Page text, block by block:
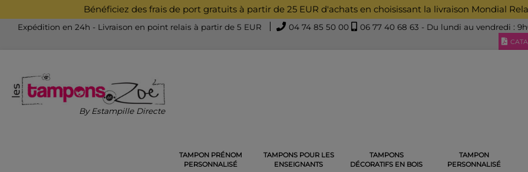
Bénéficiez des frais de port gratuits à partir de 25 EUR d'achats en choisissant la livraison Mondial
Expédition en 24h - Livraison en point relais à partir de 5 EUR 04 74 85 50 00 06 77 40 68 63 - Du lundi au vendredi :
By Estampille Directe
TAMPON PRÉNOM
PERSONNALISÉ
TAMPONS POUR LES
ENSEIGNANTS
TAMPONS
DÉCORATIFS EN BOIS
TAMPON
PERSONNALISÉ
PINCE À GAUFRER, EX-LIBRIS, CACHET DE CIRE TAMPON EX-LIBRIS EN BOIS TAMPON EX-LIBRIS VOLCAN